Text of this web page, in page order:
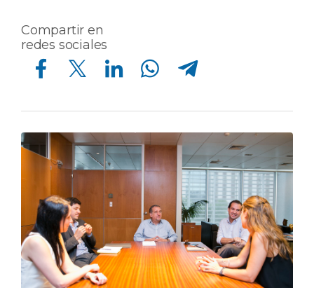
Compartir en
redes sociales
Compartir en Facebook Compartir en Twitter Compartir en Linkedin Compartir en Whatsapp Compartir en Telegram